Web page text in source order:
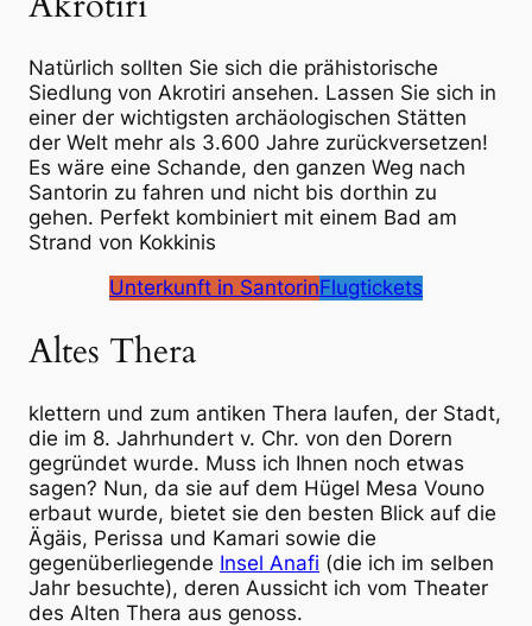
Natürlich sollten Sie sich die prähistorische
Siedlung von Akrotiri ansehen. Lassen Sie sich in
einer der wichtigsten archäologischen Stätten
der Welt mehr als 3.600 Jahre zurückversetzen!
Es wäre eine Schande, den ganzen Weg nach
Santorin zu fahren und nicht bis dorthin zu
gehen. Perfekt kombiniert mit einem Bad am
Strand von Kokkinis
Unterkunft in SantorinFlugtickets
Altes Thera
klettern und zum antiken Thera laufen, der Stadt,
die im 8. Jahrhundert v. Chr. von den Dorern
gegründet wurde. Muss ich Ihnen noch etwas
sagen? Nun, da sie auf dem Hügel Mesa Vouno
erbaut wurde, bietet sie den besten Blick auf die
Ägäis, Perissa und Kamari sowie die
gegenüberliegende Insel Anafi (die ich im selben
Jahr besuchte), deren Aussicht ich vom Theater
des Alten Thera aus genoss.